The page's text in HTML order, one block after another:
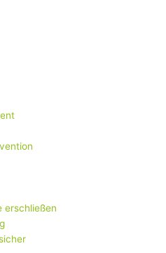
erschließen